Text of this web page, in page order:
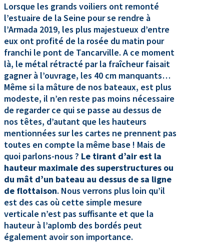
Lorsque les grands voiliers ont remonté
l’estuaire de la Seine pour se rendre à
l’Armada 2019, les plus majestueux d’entre
eux ont profité de la rosée du matin pour
franchi le pont de Tancarville. A ce moment
là, le métal rétracté par la fraîcheur faisait
gagner à l’ouvrage, les 40 cm manquants…
Même si la mâture de nos bateaux, est plus
modeste, il n’en reste pas moins nécessaire
de regarder ce qui se passe au dessus de
nos têtes, d’autant que les hauteurs
mentionnées sur les cartes ne prennent pas
toutes en compte la même base ! Mais de
quoi parlons-nous ? Le tirant d’air est la
hauteur maximale des superstructures ou
du mât d’un bateau au dessus de sa ligne
de flottaison. Nous verrons plus loin qu’il
est des cas où cette simple mesure
verticale n’est pas suffisante et que la
hauteur à l’aplomb des bordés peut
également avoir son importance.